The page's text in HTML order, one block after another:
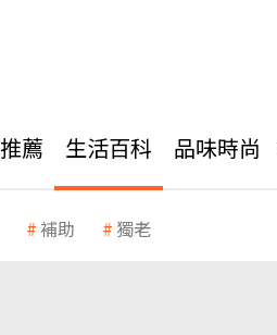
薦 生活百科 品味時尚
補助 獨老